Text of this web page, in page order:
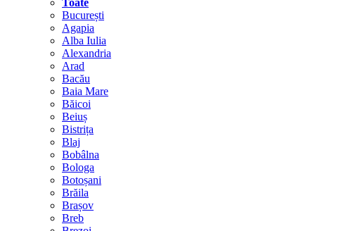
Toate
București
Agapia
Alba Iulia
Alexandria
Arad
Bacău
Baia Mare
Băicoi
Beiuș
Bistrița
Blaj
Bobâlna
Bologa
Botoșani
Brăila
Brașov
Breb